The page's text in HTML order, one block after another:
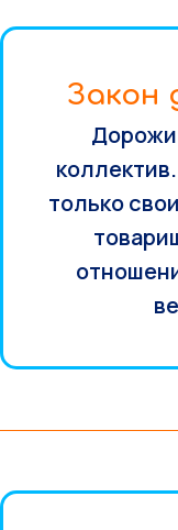
Закон
только